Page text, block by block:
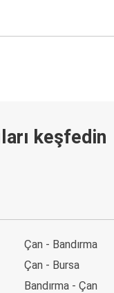
keşfedin
Çan - Bandırma
Çan - Bursa
Bandırma - Çan